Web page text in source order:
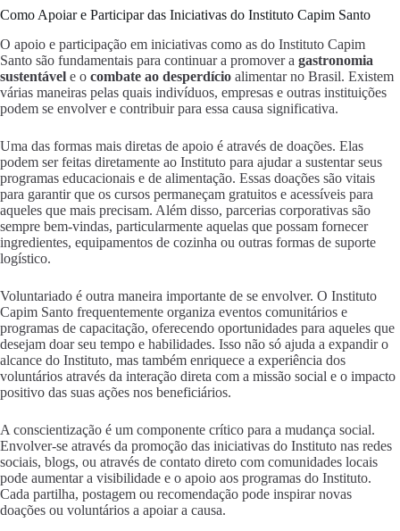
Como Apoiar e Participar das Iniciativas do Instituto Capim Santo
O apoio e participação em iniciativas como as do Instituto Capim
Santo são fundamentais para continuar a promover a gastronomia
sustentável e o combate ao desperdício alimentar no Brasil. Existem
várias maneiras pelas quais indivíduos, empresas e outras instituições
podem se envolver e contribuir para essa causa significativa.
Uma das formas mais diretas de apoio é através de doações. Elas
podem ser feitas diretamente ao Instituto para ajudar a sustentar seus
programas educacionais e de alimentação. Essas doações são vitais
para garantir que os cursos permaneçam gratuitos e acessíveis para
aqueles que mais precisam. Além disso, parcerias corporativas são
sempre bem-vindas, particularmente aquelas que possam fornecer
ingredientes, equipamentos de cozinha ou outras formas de suporte
logístico.
Voluntariado é outra maneira importante de se envolver. O Instituto
Capim Santo frequentemente organiza eventos comunitários e
programas de capacitação, oferecendo oportunidades para aqueles que
desejam doar seu tempo e habilidades. Isso não só ajuda a expandir o
alcance do Instituto, mas também enriquece a experiência dos
voluntários através da interação direta com a missão social e o impacto
positivo das suas ações nos beneficiários.
A conscientização é um componente crítico para a mudança social.
Envolver-se através da promoção das iniciativas do Instituto nas redes
sociais, blogs, ou através de contato direto com comunidades locais
pode aumentar a visibilidade e o apoio aos programas do Instituto.
Cada partilha, postagem ou recomendação pode inspirar novas
doações ou voluntários a apoiar a causa.